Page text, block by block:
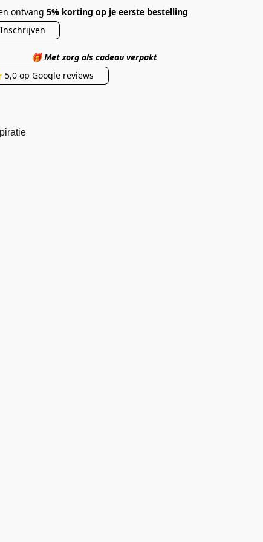
ontvang 5% korting op je eerste bestelling
Inschrijven
🎁Met zorg als cadeau verpakt
op Google reviews